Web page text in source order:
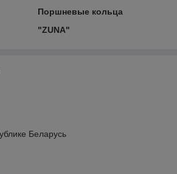
Поршневые кольца
"ZUNA"
Беларусь